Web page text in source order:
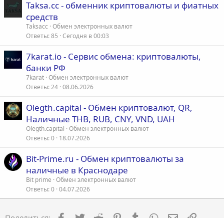
Taksa.cc - обменник криптовалюты и фиатных
средств
Taksacc Обмен электронных валют
Ответы 85 Сегодня в 00:03
7karat.io - Сервис обмена: криптовалюты,
банки РФ
7karat Обмен электронных валют
Ответы 24 08.06.2026
Olegth.capital - Обмен криптовалют, QR,
Наличные THB, RUB, CNY, VND, UAH
Olegth.capital Обмен электронных валют
Ответы 0 18.07.2026
Bit-Prime.ru - Обмен криптовалюты за
наличные в Краснодаре
Bit prime Обмен электронных валют
Ответы 0 04.07.2026